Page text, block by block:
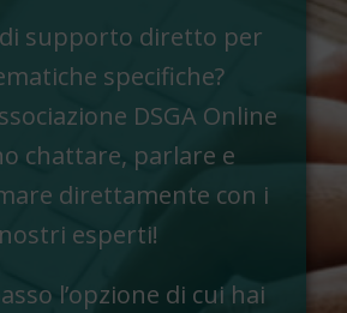
supporto diretto per
specifiche?
DSGA Online
chattare, parlare e
direttamente con i
nostri esperti!
l’opzione di cui hai